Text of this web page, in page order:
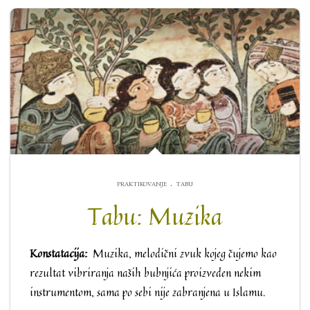
PRAKTIKOVANJE . TABU
Tabu: Muzika
Konstatacija: Muzika, melodični zvuk kojeg čujemo kao
rezultat vibriranja naših bubnjića proizveden nekim
instrumentom, sama po sebi nije zabranjena u Islamu.